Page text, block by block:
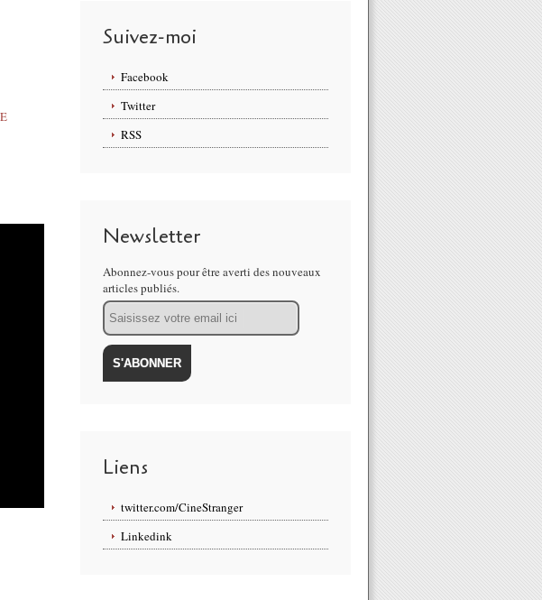
Suivez-moi
Facebook
Twitter
RSS
Newsletter
Abonnez-vous pour être averti des nouveaux
articles publiés.
Email
Liens
twitter.com/CineStranger
Linkedink